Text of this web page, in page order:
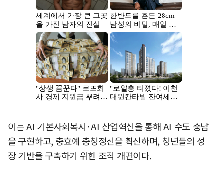
이는 AI 기본사회복지·AI 산업혁신을 통해 AI 수도 충남
을 구현하고, 충효예 충청정신을 확산하며, 청년들의 성
장 기반을 구축하기 위한 조직 개편이다.